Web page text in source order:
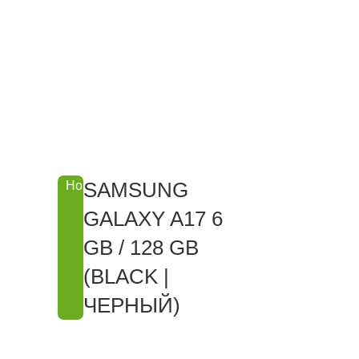
Новинка
SAMSUNG
GALAXY A17 6
GB / 128 GB
(BLACK |
ЧЕРНЫЙ)